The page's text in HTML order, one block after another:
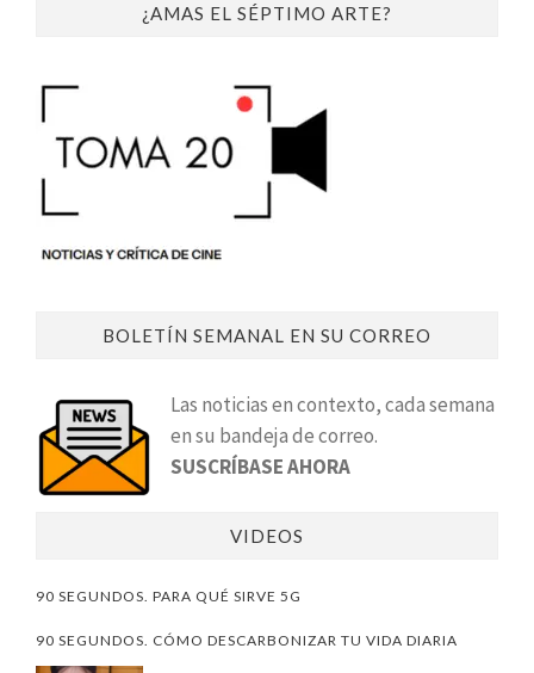
¿AMAS EL SÉPTIMO ARTE?
BOLETÍN SEMANAL EN SU CORREO
Las noticias en contexto, cada semana
en su bandeja de correo.
SUSCRÍBASE AHORA
VIDEOS
90 SEGUNDOS. PARA QUÉ SIRVE 5G
90 SEGUNDOS. CÓMO DESCARBONIZAR TU VIDA DIARIA